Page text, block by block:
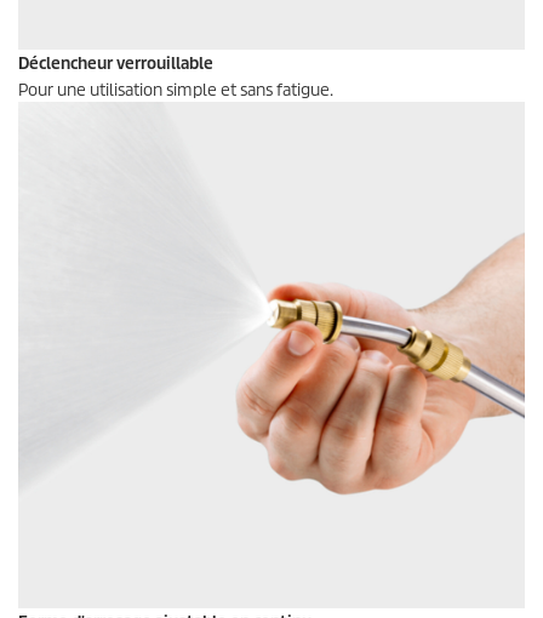
Déclencheur verrouillable
Pour une utilisation simple et sans fatigue.